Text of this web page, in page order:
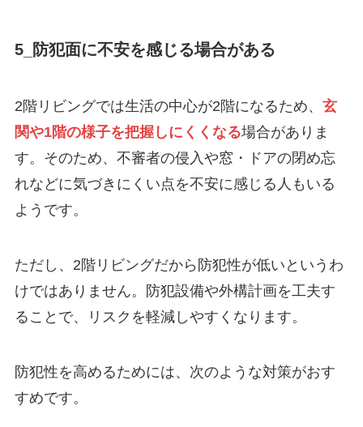
5_防犯面に不安を感じる場合がある
2階リビングでは生活の中心が2階になるため、 玄
関や1階の様子を把握しにくくなる場合がありま
す。そのため、不審者の侵入や窓・ドアの閉め忘
れなどに気づきにくい点を不安に感じる人もいる
ようです。
ただし、2階リビングだから防犯性が低いというわ
けではありません。防犯設備や外構計画を工夫す
ることで、リスクを軽減しやすくなります。
防犯性を高めるためには、次のような対策がおす
すめです。